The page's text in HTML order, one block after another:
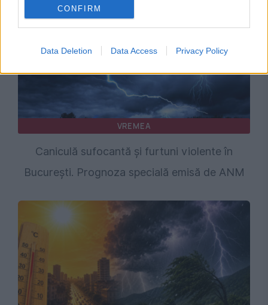
CONFIRM
Data Deletion Data Access Privacy Policy
VREMEA
Caniculă sufocantă și furtuni violente în
București. Prognoza specială emisă de ANM